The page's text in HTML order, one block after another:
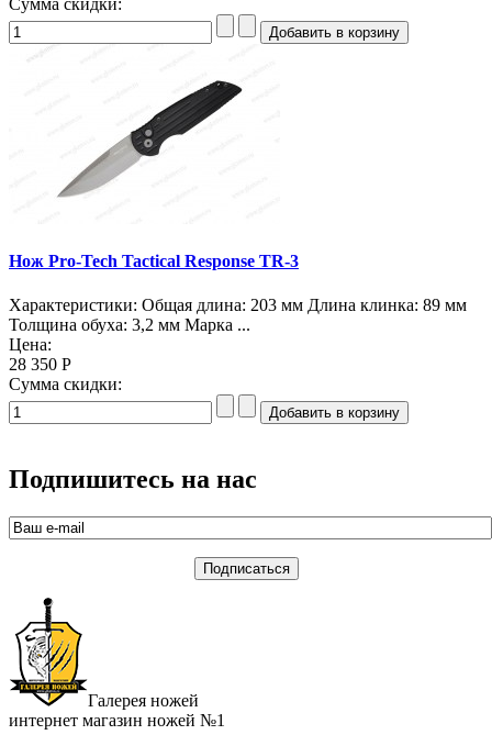
Сумма скидки:
Нож Pro-Tech Tactical Response TR-3
Характеристики: Общая длина: 203 мм Длина клинка: 89 мм
Толщина обуха: 3,2 мм Марка ...
Цена:
28 350 Р
Сумма скидки:
Подпишитесь на нас
Галерея ножей
интернет магазин ножей №1